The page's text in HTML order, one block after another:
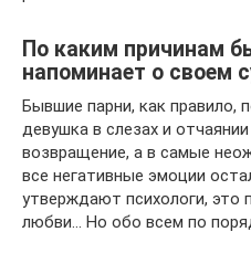
По каким причинам
напоминает о своем
Бывшие парни, как правило,
девушка в слезах и
возвращение, а в самые
все негативные эмоции
утверждают психологи, это
любви… Но обо всем по